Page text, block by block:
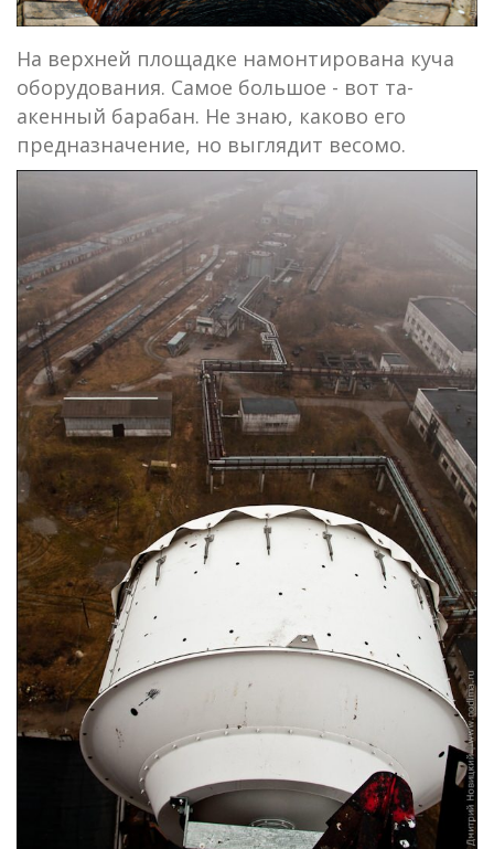
На верхней площадке намонтирована куча
оборудования. Самое большое - вот та-
акенный барабан. Не знаю, каково его
предназначение, но выглядит весомо.